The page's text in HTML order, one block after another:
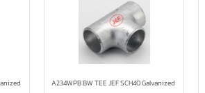
A234WPB BW TEE JEF SCH40 Galvanized